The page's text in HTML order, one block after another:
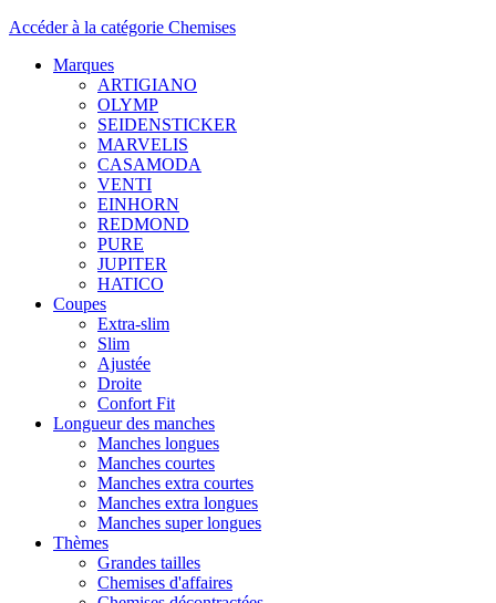
Accéder à la catégorie Chemises
Marques
ARTIGIANO
OLYMP
SEIDENSTICKER
MARVELIS
CASAMODA
VENTI
EINHORN
REDMOND
PURE
JUPITER
HATICO
Coupes
Extra-slim
Slim
Ajustée
Droite
Confort Fit
Longueur des manches
Manches longues
Manches courtes
Manches extra courtes
Manches extra longues
Manches super longues
Thèmes
Grandes tailles
Chemises d'affaires